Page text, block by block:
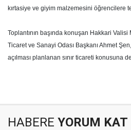
kırtasiye ve giyim malzemesini öğrencilere
Toplantının başında konuşan Hakkari
Ticaret ve Sanayi Odası Başkanı Ahmet
açılması planlanan sınır ticareti konusuna
HABERE YORUM KAT